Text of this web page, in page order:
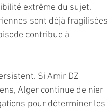
extrême du sujet.
sont déjà fragilisées
contribue à
Si Amir DZ
Alger continue de nier
pour déterminer les